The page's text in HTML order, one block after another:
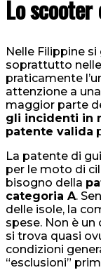
Lo
Nelle Filippine
soprattutto
praticamente
attenzione a
maggior parte
gli incidenti in
patente valida
La patente di
per le moto di
bisogno della
categoria A.
delle isole, la
spese. Non è
si trova quasi
condizioni
“esclusioni”